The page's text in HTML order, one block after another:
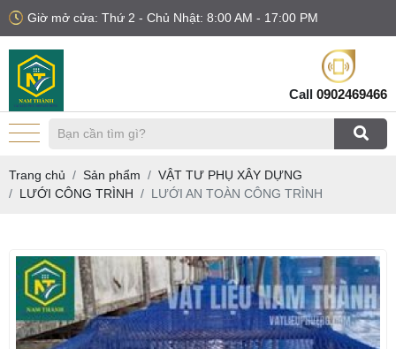
Giờ mở cửa: Thứ 2 - Chủ Nhật: 8:00 AM - 17:00 PM
Call 0902469466
Trang chủ Sản phẩm
VẬT TƯ PHỤ XÂY DỰNG
LƯỚI CÔNG TRÌNH
LƯỚI AN TOÀN CÔNG TRÌNH